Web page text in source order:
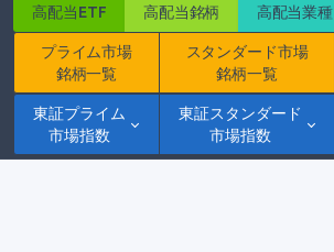
高配当ETF
高配当銘柄
高配当業種
プライム市場
銘柄一覧
スタンダード市場
銘柄一覧
東証プライム
市場指数
東証スタンダード
市場指数